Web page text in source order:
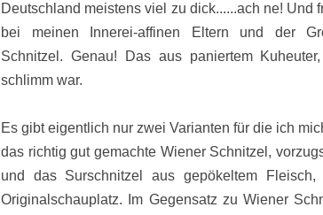
Deutschland meistens viel zu dick......ach ne! Und
bei meinen Innerei-affinen Eltern und der
Schnitzel. Genau! Das aus paniertem
schlimm war.
Es gibt eigentlich nur zwei Varianten für die ich
das richtig gut gemachte Wiener Schnitzel,
und das Surschnitzel aus gepökeltem
Originalschauplatz. Im Gegensatz zu Wiener